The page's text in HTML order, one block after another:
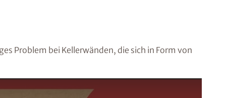
Problem bei Kellerwänden, die sich in Form von